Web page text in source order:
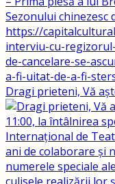
Dragi prieteni, Vă